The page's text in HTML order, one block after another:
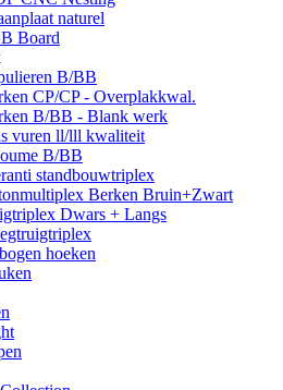
naturel
Board
B/BB
CP/CP - Overplakkwal.
B/BB - Blank werk
vuren ll/lll kwaliteit
B/BB
standbouwtriplex
Berken Bruin+Zwart
Dwars + Langs
hoeken